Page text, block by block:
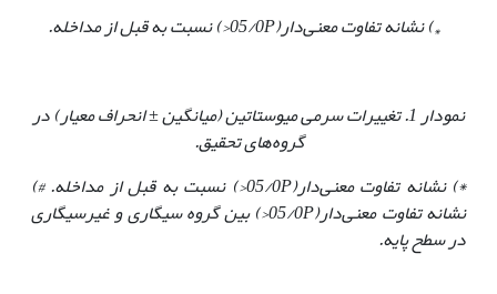
٭) نشانه تفاوت معنی‌دار(05/0P< ) نسبت به قبل از مداخله.
نمودار 1. تغییرات سرمی میوستاتین (میانگین ±انحراف معیار) در
گروه‌های تحقیق.
٭) نشانه تفاوت معنی‌دار(05/0P<
) نسبت به قبل از مداخله. #)
نشانه تفاوت معنی‌دار(05/0P<
) بین گروه سیگاری و غیرسیگاری
در سطح پایه.